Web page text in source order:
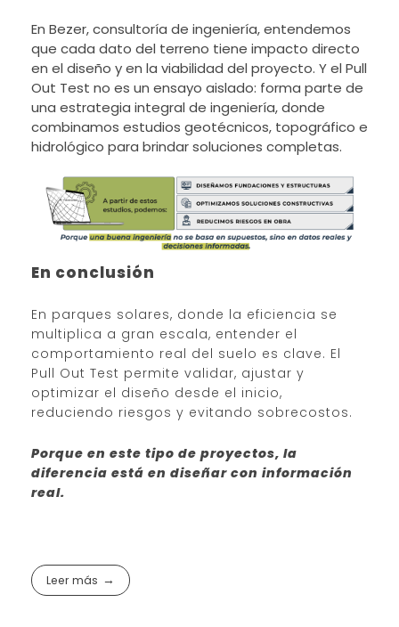
En Bezer, consultoría de ingeniería, entendemos
que cada dato del terreno tiene impacto directo
en el diseño y en la viabilidad del proyecto. Y el Pull
Out Test no es un ensayo aislado: forma parte de
una estrategia integral de ingeniería, donde
combinamos estudios geotécnicos, topográfico e
hidrológico para brindar soluciones completas.
En conclusión
En parques solares, donde la eficiencia se
multiplica a gran escala, entender el
comportamiento real del suelo es clave. El
Pull Out Test permite validar, ajustar y
optimizar el diseño desde el inicio,
reduciendo riesgos y evitando sobrecostos.
Porque en este tipo de proyectos, la
diferencia está en diseñar con información
real.
Leer más